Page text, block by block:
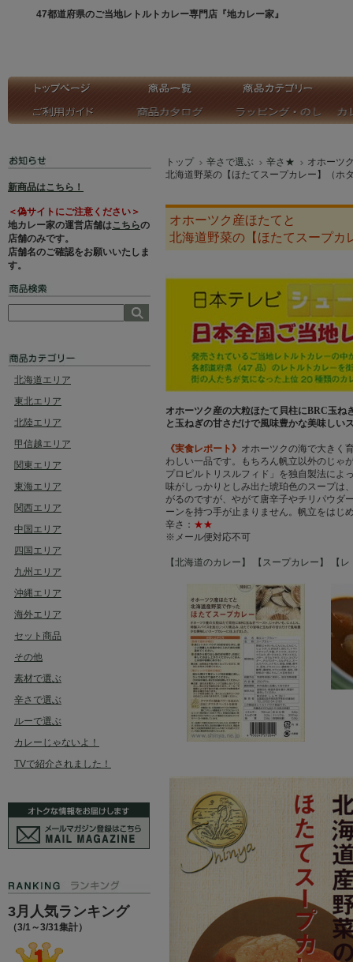
47都道府県のご当地レトルトカレー専門店『地カレー家』
新商品はこちら！
＜偽サイトにご注意ください＞
地カレー家の運営店舗はこちらの
店舗のみです。
店舗名のご確認をお願いいたしま
す。
北海道エリア
東北エリア
北陸エリア
甲信越エリア
関東エリア
東海エリア
関西エリア
中国エリア
四国エリア
九州エリア
沖縄エリア
海外エリア
セット商品
その他
素材で選ぶ
辛さで選ぶ
ルーで選ぶ
カレーじゃないよ！
TVで紹介されました！
3月人気ランキング
（3/1～3/31集計）
トップ 辛さで選ぶ 辛さ★
オホーツ
北海道野菜の【ほたてスープカレー】（ホ
オホーツク産ほたてと
北海道野菜の【ほたてスープカ
オホーツク産の大粒ほたて貝柱にBRC玉ね
と玉ねぎの甘さだけで風味豊かな美味しい
《実食レポート》 オホーツクの海で大きく
わしい一品です。もちろん帆立以外のじゃ
プロピルトリスルフィド」を独自製法によ
味がしっかりとしみ出た琥珀色のスープ
がるのですが、やがて唐辛子やチリパウダ
ーンを持つ手が止まりません。帆立をはじ
辛さ： ★★
※メール便対応不可
【北海道のカレー】 【スープカレー】 【